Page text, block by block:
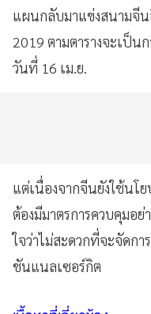
แผนกลับมาแข่งสนามจี
2019 ตามตารางจะเป็น
วันที่ 16 เม.ย.
แต่เนื่องจากจีนยังใช้นโ
ต้องมีมาตรการควบคุมอ
ใจว่าไม่สะดวกที่จะจัดก
ชันแนลเซอร์กิต